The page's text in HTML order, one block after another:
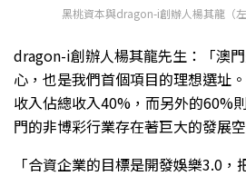
黑桃資本與dragon-i創辦人楊其龍（
dragon-i創辦人楊其龍先生：「澳
心，也是我們首個項目的理想選址
收入佔總收入40%，而另外的60%
門的非博彩行業存在著巨大的發展空
「合資企業的目標是開發娛樂3.0，